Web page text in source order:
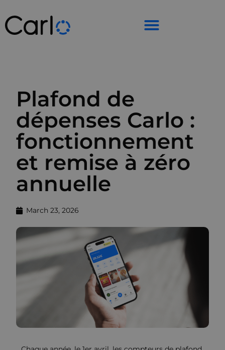
Plafond de
dépenses Carlo :
fonctionnement
et remise à zéro
annuelle
March 23, 2026